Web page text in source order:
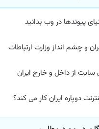
پیوندها در وب بدانید
و چشم انداز وزارت ارتباطات
از داخل و خارج ایران